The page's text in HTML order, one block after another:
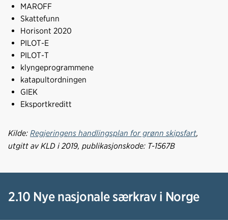
MAROFF
Skattefunn
Horisont 2020
PILOT-E
PILOT-T
klyngeprogrammene
katapultordningen
GIEK
Eksportkreditt
Kilde: Regjeringens handlingsplan for grønn skipsfart,
utgitt av KLD i 2019, publikasjonskode: T-1567B
2.10 Nye nasjonale særkrav i Norge